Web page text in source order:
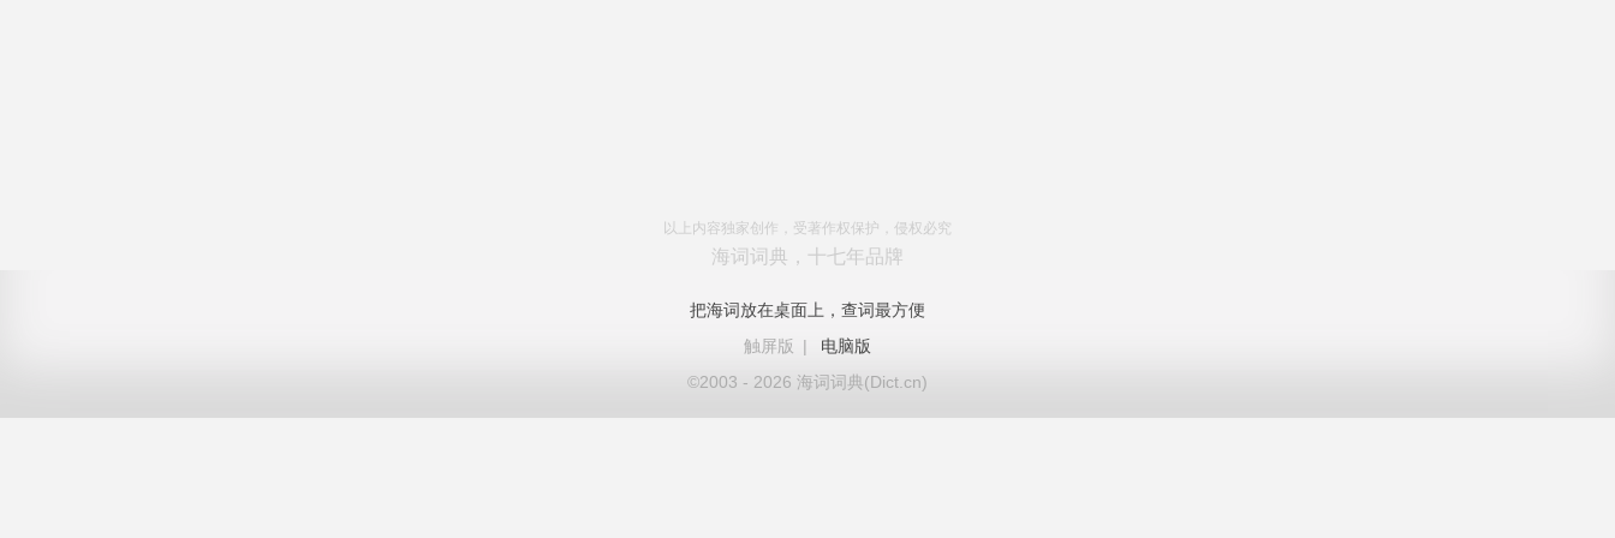
以上内容独家创作，受著作权保护，侵权必究
海词词典，十七年品牌
把海词放在桌面上，查词最方便
触屏版
|
电脑版
©2003 - 2026 海词词典(Dict.cn)